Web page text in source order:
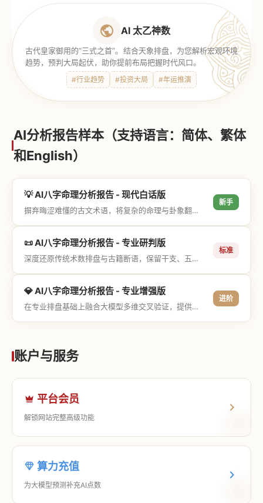
AI 太乙神数
古代皇家御用的“三式之首”。结合天象排盘，为您解析宏观环境
趋势，预判大局起伏，助你提前布局把握时代风口。
#行业趋势 #投资大局 #年运推演
AI分析报告样本（支持语言：简体、繁体
和English）
💡 AI八字命理分析报告 - 现代白话版
摒弃晦涩难懂的古文术语，将复杂的命理与卦象翻译成通俗易懂的现代大白话，直击结果与生活建议，零门槛轻松阅读。
新手
📜 AI八字命理分析报告 - 专业研判版
深度还原传统术数排盘与古籍断语，保留干支、五行与神煞等专业术语，适合追求严谨考证与具备易学基础的用户。
标准
💎 AI八字命理分析报告 - 专业增强版
在专业排盘基础上融合大模型多维交叉验证，提供更详尽的流年推演、应期运筹、象意深度剖析，以及全方位的运筹决策指导。
进阶
账户与服务
平台会员
解锁网站完整高级功能
算力充值
为大模型预测补充AI点数